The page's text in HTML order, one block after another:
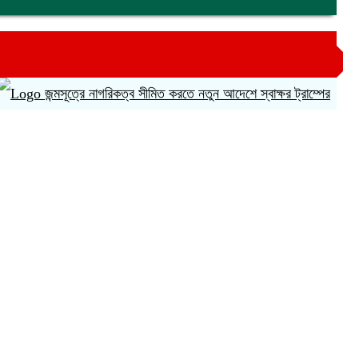
জন্মসূত্রে নাগরিকত্ব সীমিত করতে নতুন আদেশে স্বাক্ষর ট্রাম্পের